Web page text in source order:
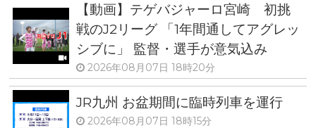
【動画】テゲバジャーロ宮崎 初挑
戦のJ2リーグ 「1年間通してアグレッ
シブに」 監督・選手が意気込み
2026年08月07日 18時20分
JR九州 お盆期間に臨時列車を運行
2026年08月07日 18時15分